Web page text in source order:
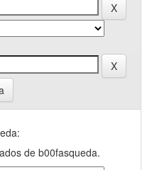
de b00fasqueda.